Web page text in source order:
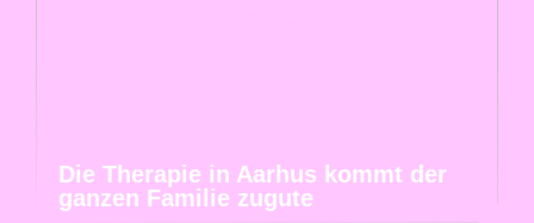
Die Therapie in Aarhus kommt der
ganzen Familie zugute